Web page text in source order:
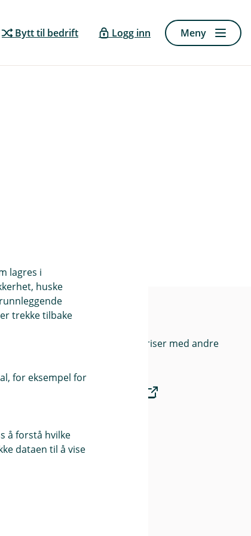
Bytt til bedrift Logg inn Meny
Priser
Sammenlign våre priser med andre
Våre priser
lagres i
huske
trekke tilbake
for eksempel for
å forstå hvilke
dataen til å vise